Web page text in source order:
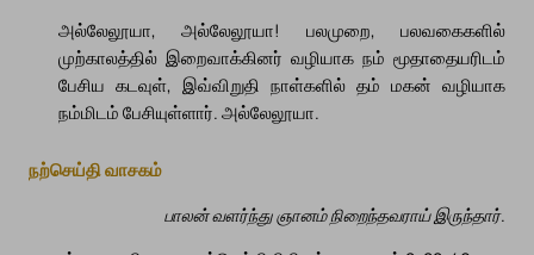
அல்லேலூயா, அல்லேலூயா! பலமுறை, பலவகைகளில்
முற்காலத்தில் இறைவாக்கினர் வழியாக நம் மூதாதையரிடம்
பேசிய கடவுள், இவ்விறுதி நாள்களில் தம் மகன் வழியாக
நம்மிடம் பேசியுள்ளார். அல்லேலூயா.
நற்செய்தி வாசகம்
பாலன் வளர்ந்து ஞானம் நிறைந்தவராய் இருந்தார்.